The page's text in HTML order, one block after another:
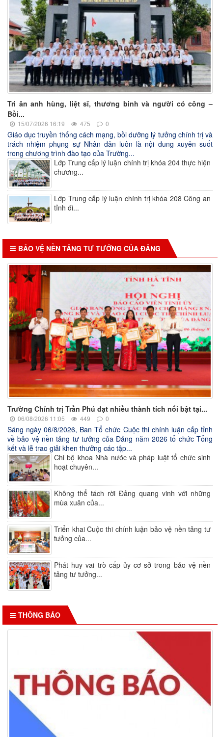
Tri ân anh hùng, liệt sĩ, thương binh và người có công –
Bồi...
15/07/2026 16:19 475 0
Giáo dục truyền thống cách mạng, bồi dưỡng lý tưởng chính trị và
trách nhiệm phụng sự Nhân dân luôn là nội dung xuyên suốt
trong chương trình đào tạo của Trường...
Lớp Trung cấp lý luận chính trị khóa 204 thực hiện
chương...
Lớp Trung cấp lý luận chính trị khóa 208 Công an
tỉnh đi...
BẢO VỆ NỀN TẢNG TƯ TƯỞNG CỦA ĐẢNG
Trường Chính trị Trần Phú đạt nhiều thành tích nổi bật tại...
06/08/2026 11:05 449 0
Sáng ngày 06/8/2026, Ban Tổ chức Cuộc thi chính luận cấp tỉnh
về bảo vệ nền tảng tư tưởng của Đảng năm 2026 tổ chức Tổng
kết và lễ trao giải khen thưởng các tập...
Chi bộ khoa Nhà nước và pháp luật tổ chức sinh
hoạt chuyên...
Không thể tách rời Đảng quang vinh với những
mùa xuân của...
Triển khai Cuộc thi chính luận bảo vệ nền tảng tư
tưởng của...
Phát huy vai trò cấp ủy cơ sở trong bảo vệ nền
tảng tư tưởng...
THÔNG BÁO